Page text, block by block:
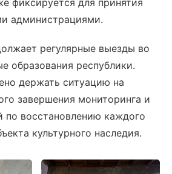
фиксируется для принятия
администрациями.
регулярные выезды во
образования республики.
держать ситуацию на
завершения мониторинга и
по восстановлению каждого
культурного наследия.